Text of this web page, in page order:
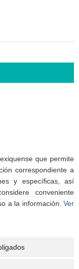
que permite
correspondiente a
y específicas, así
conveniente
a la información. Ver